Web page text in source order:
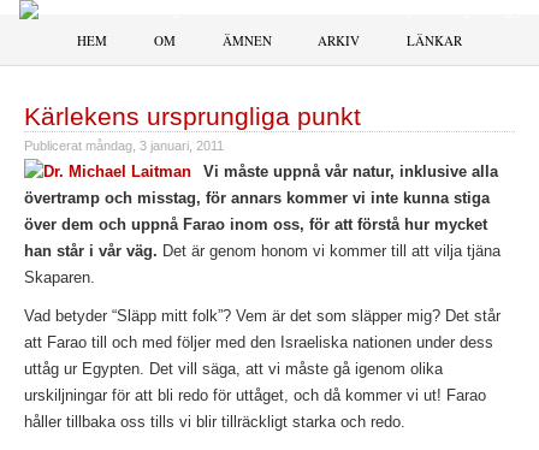
HEM OM ÄMNEN ARKIV LÄNKAR
Kärlekens ursprungliga punkt
Publicerat måndag, 3 januari, 2011
Vi måste uppnå vår natur, inklusive alla
övertramp och misstag, för annars kommer vi inte kunna stiga
över dem och uppnå Farao inom oss, för att förstå hur mycket
han står i vår väg. Det är genom honom vi kommer till att vilja tjäna
Skaparen.
Vad betyder “Släpp mitt folk”? Vem är det som släpper mig? Det står
att Farao till och med följer med den Israeliska nationen under dess
uttåg ur Egypten. Det vill säga, att vi måste gå igenom olika
urskiljningar för att bli redo för uttåget, och då kommer vi ut! Farao
håller tillbaka oss tills vi blir tillräckligt starka och redo.